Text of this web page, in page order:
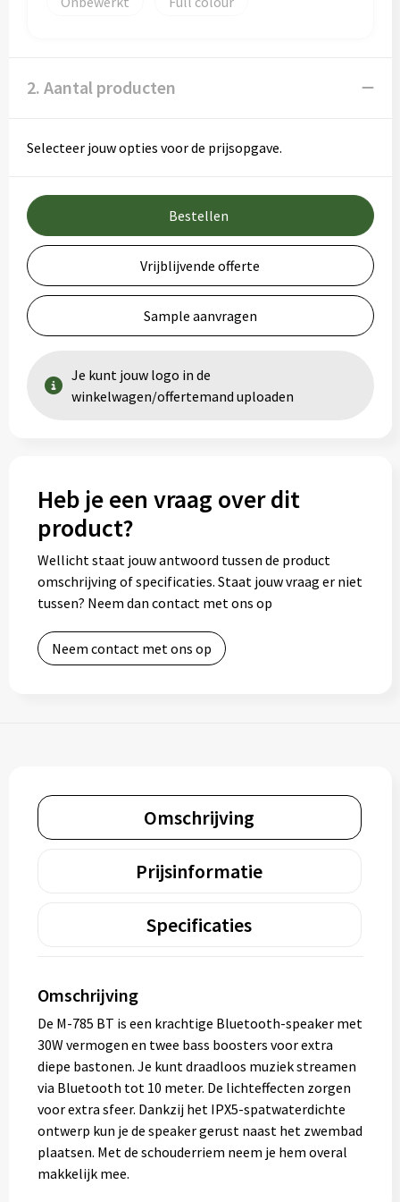
2. Aantal producten
Selecteer jouw opties voor de prijsopgave.
Bestellen
Vrijblijvende offerte
Sample aanvragen
Je kunt jouw logo in de
winkelwagen/offertemand uploaden
Heb je een vraag over dit
product?
Wellicht staat jouw antwoord tussen de product
omschrijving of specificaties. Staat jouw vraag er niet
tussen? Neem dan contact met ons op
Neem contact met ons op
Omschrijving
Prijsinformatie
Specificaties
Omschrijving
De M-785 BT is een krachtige Bluetooth-speaker met
30W vermogen en twee bass boosters voor extra
diepe bastonen. Je kunt draadloos muziek streamen
via Bluetooth tot 10 meter. De lichteffecten zorgen
voor extra sfeer. Dankzij het IPX5-spatwaterdichte
ontwerp kun je de speaker gerust naast het zwembad
plaatsen. Met de schouderriem neem je hem overal
makkelijk mee.